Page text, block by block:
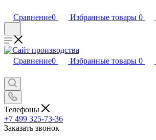
Сравнение0 Избранные товары 0
Сравнение0 Избранные товары 0
Телефоны
+7 499 325-73-36
Заказать звонок